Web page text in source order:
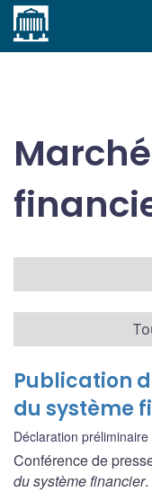
Accueil
Publication
du système
Déclaration préliminaire
Conférence de
du système financier.